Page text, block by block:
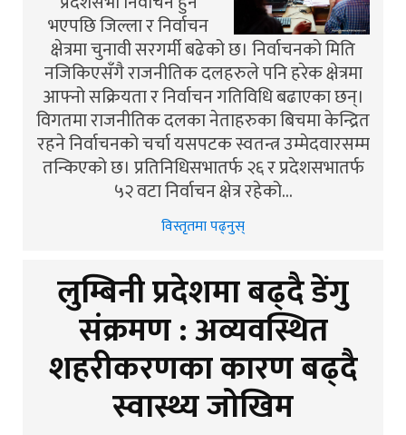
भएपछि जिल्ला र निर्वाचन
क्षेत्रमा चुनावी सरगर्मी बढेको छ। निर्वाचनको मिति
नजिकिएसँगै राजनीतिक दलहरुले पनि हरेक क्षेत्रमा
आफ्नो सक्रियता र निर्वाचन गतिविधि बढाएका छन्।
विगतमा राजनीतिक दलका नेताहरुका बिचमा केन्द्रित
रहने निर्वाचनको चर्चा यसपटक स्वतन्त्र उम्मेदवारसम्म
तन्किएको छ। प्रतिनिधिसभातर्फ २६ र प्रदेशसभातर्फ
५२ वटा निर्वाचन क्षेत्र रहेको…
विस्तृतमा पढ्नुस्
लुम्बिनी प्रदेशमा बढ्दै डेंगु
संक्रमण : अव्यवस्थित
शहरीकरणका कारण बढ्दै
स्वास्थ्य जोखिम